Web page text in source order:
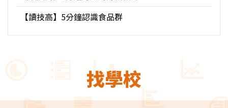
【讀技高】5分鐘認識食品群
找學校